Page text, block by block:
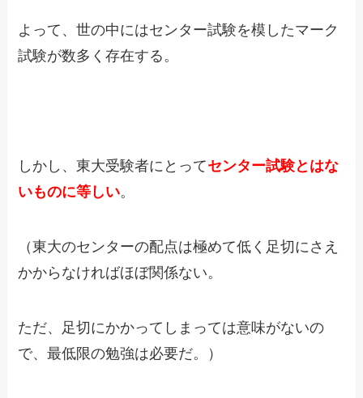
よって、世の中にはセンター試験を模したマーク
試験が数多く存在する。
しかし、東大受験者にとってセンター試験とはな
いものに等しい。
（東大のセンターの配点は極めて低く足切にさえ
かからなければほぼ関係ない。
ただ、足切にかかってしまっては意味がないの
で、最低限の勉強は必要だ。）